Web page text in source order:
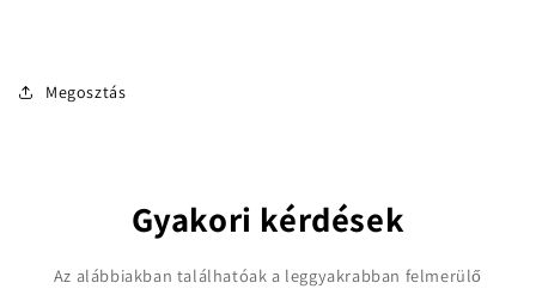
Megosztás
Gyakori kérdések
Az alábbiakban találhatóak a leggyakrabban felmerülő